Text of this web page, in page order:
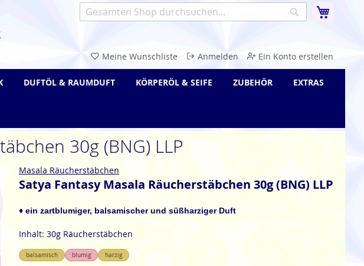
Suche
Meine Wunschliste Anmelden Ein Konto erstellen
30g (BNG) LLP
Masala Räucherstäbchen
Satya Fantasy Masala Räucherstäbchen 30g (BNG) LLP
♦ ein zartblumiger, balsamischer und süßharziger Duft
Inhalt: 30g Räucherstäbchen
balsamisch blumig harzig
DUFTÖL & RAUMDUFT KÖRPERÖL & SEIFE ZUBEHÖR EXTRAS